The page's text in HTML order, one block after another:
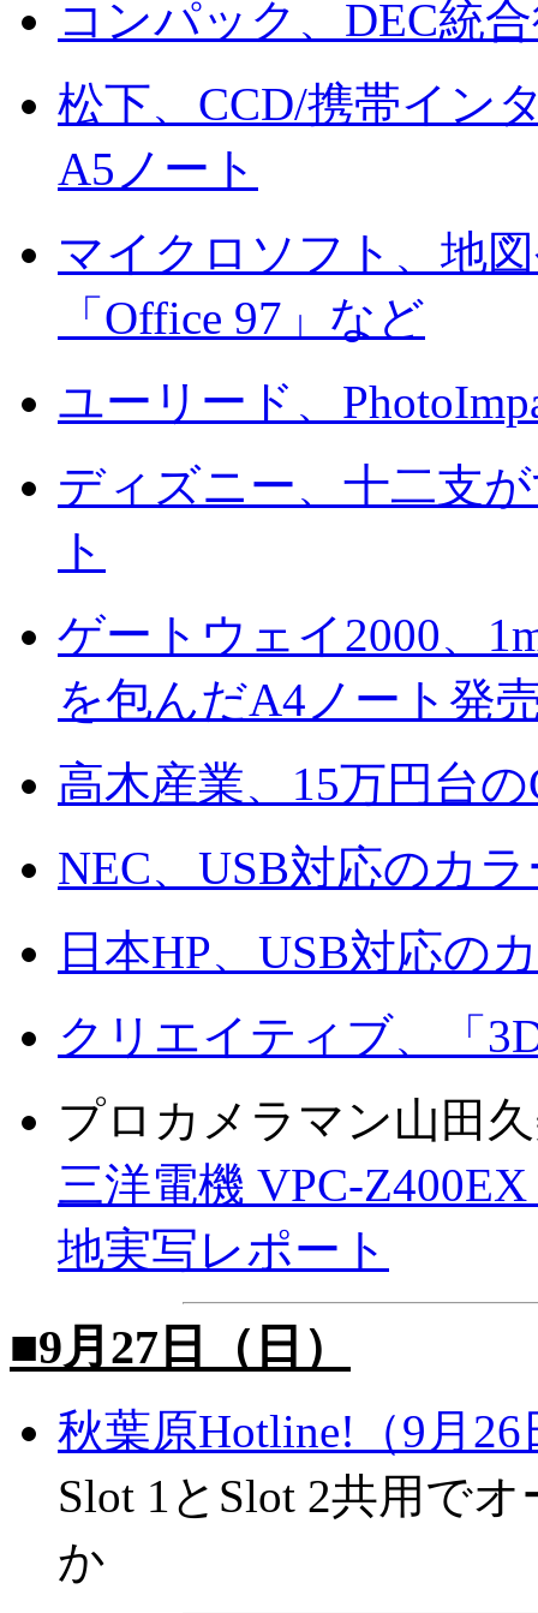
コンパック、DEC統
松下、CCD/携帯イン
A5ノート
マイクロソフト、地
「Office 97」など
ユーリード、
ディズニー、十二支
ト
ゲートウェイ2000、
を包んだA4ノート発
高木産業、15万円台
NEC、USB対応のカ
日本HP、USB対応の
クリエイティブ、「
プロカメラマン山田
三洋電機 VPC-
地実写レポート
■9月27日（日）
秋葉原Hotline!（9月26
Slot 1とSlot 2共用で
か